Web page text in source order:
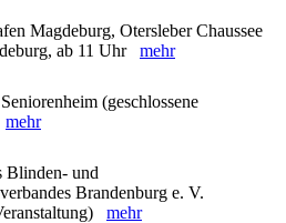
Magdeburg, Otersleber Chaussee
ab 11 Uhr mehr
(geschlossene
mehr
Blinden- und
Brandenburg e. V.
mehr